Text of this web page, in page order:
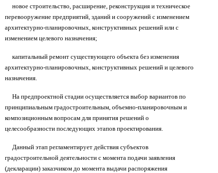
новое строительство, расширение, реконструкция и техническое
перевооружение предприятий, зданий и сооружений с изменением
архитектурно-планировочных, конструктивных решений или с
изменением целевого назначения;
капитальный ремонт существующего объекта без изменения
архитектурно-планировочных, конструктивных решений и целевого
назначения.
На предпроектной стадии осуществляется выбор вариантов по
принципиальным градостроительным, объемно-планировочным и
композиционным вопросам для принятия решений о
целесообразности последующих этапов проектирования.
Данный этап регламентирует действия субъектов
градостроительной деятельности с момента подачи заявления
(декларации) заказчиком до момента выдачи распоряжения